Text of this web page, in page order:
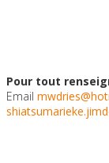
Pour tout
Email